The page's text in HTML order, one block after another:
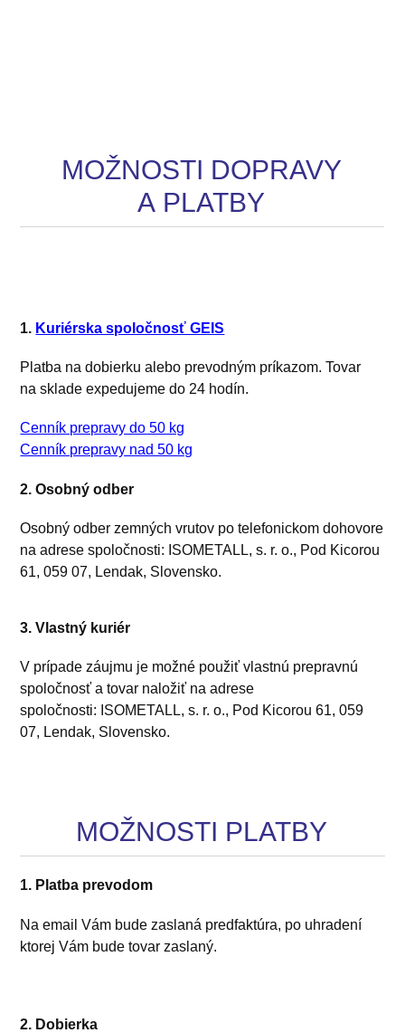
MOŽNOSTI DOPRAVY
A PLATBY
1. Kuriérska spoločnosť GEIS
Platba na dobierku alebo prevodným príkazom. Tovar
na sklade expedujeme do 24 hodín.
Cenník prepravy do 50 kg
Cenník prepravy nad 50 kg
2. Osobný odber
Osobný odber zemných vrutov po telefonickom dohovore
na adrese spoločnosti: ISOMETALL, s. r. o., Pod Kicorou
61, 059 07, Lendak, Slovensko.
3. Vlastný kuriér
V prípade záujmu je možné použiť vlastnú prepravnú
spoločnosť a tovar naložiť na adrese
spoločnosti: ISOMETALL, s. r. o., Pod Kicorou 61, 059
07, Lendak, Slovensko.
MOŽNOSTI PLATBY
1. Platba prevodom
Na email Vám bude zaslaná predfaktúra, po uhradení
ktorej Vám bude tovar zaslaný.
2. Dobierka